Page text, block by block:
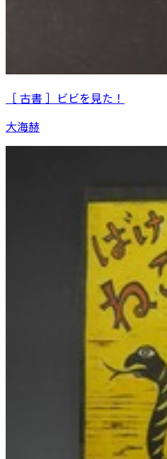
［ 古書 ］ビビを見た！
大海赫